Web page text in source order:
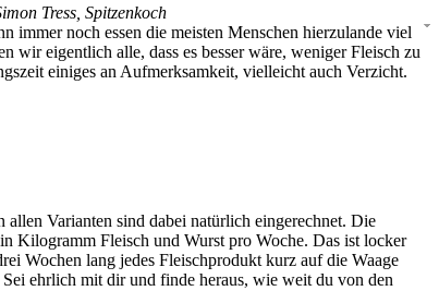
Tress, Spitzenkoch
immer noch essen die meisten Menschen hierzulande viel
wir eigentlich alle, dass es besser wäre, weniger Fleisch zu
einiges an Aufmerksamkeit, vielleicht auch Verzicht.
Varianten sind dabei natürlich eingerechnet. Die
Kilogramm Fleisch und Wurst pro Woche. Das ist locker
Wochen lang jedes Fleischprodukt kurz auf die Waage
ehrlich mit dir und finde heraus, wie weit du von den